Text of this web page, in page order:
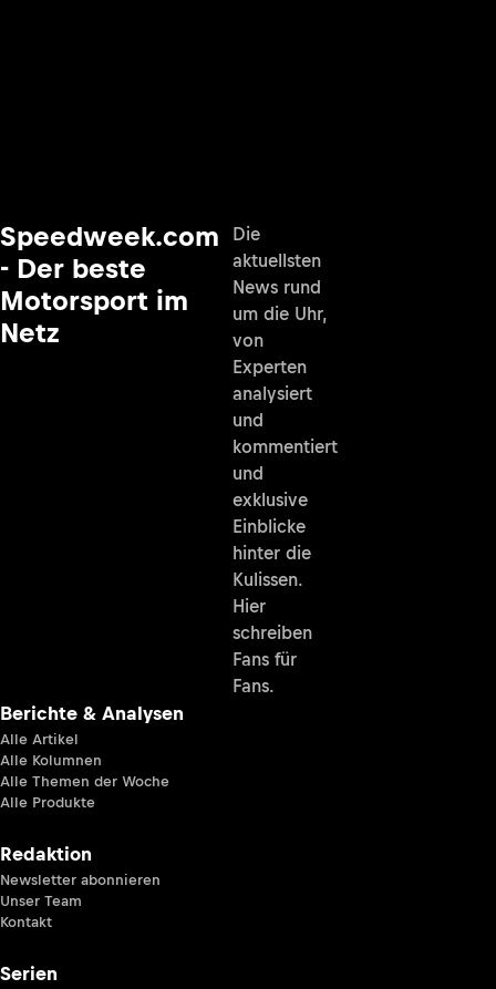
Speedweek.com
- Der beste
Motorsport im
Netz
Die
aktuellsten
News rund
um die Uhr,
von
Experten
analysiert
und
kommentiert
und
exklusive
Einblicke
hinter die
Kulissen.
Hier
schreiben
Fans für
Fans.
Berichte & Analysen
Alle Artikel
Alle Kolumnen
Alle Themen der Woche
Alle Produkte
Redaktion
Newsletter abonnieren
Unser Team
Kontakt
Serien